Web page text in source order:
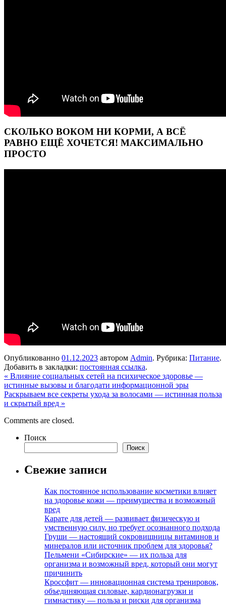
СКОЛЬКО ВОКОМ НИ КОРМИ, А ВСЁ
РАВНО ЕЩЁ ХОЧЕТСЯ! МАКСИМАЛЬНО
ПРОСТО
Опубликованно 01.12.2023 автором Admin. Рубрика: Питание.
Добавить в закладки: постоянная ссылка.
« Влияние социальных сетей на психическое здоровье —
истинные вызовы и благодати информационной эры
Раскрываем все секреты ухода за волосами — истинная польза
и скрытый вред »
Comments are closed.
Поиск
Поиск
Свежие записи
Как постоянное использование косметики влияет
на здоровье кожи — преимущества и возможный
вред
Карате для детей — развивает физическую и
умственную силу, но требует осознанного подхода
Груши — настоящий сокровищницы витаминов и
минералов или источник проблем для здоровья?
Пельмени «Сибирские» — их польза для
организма и возможный вред, который они могут
причинить
Кроссфит — инновационная система тренировок,
объединяющая силовые, кардионагрузки и
гимнастику — польза и риски для организма